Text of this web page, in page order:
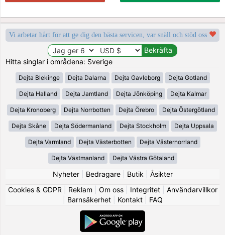
Vi arbetar hårt för att ge dig den bästa servicen, var snäll och stöd oss
Hitta singlar i områdena: Sverige
Dejta Blekinge Dejta Dalarna Dejta Gavleborg Dejta Gotland
Dejta Halland Dejta Jamtland Dejta Jönköping Dejta Kalmar
Dejta Kronoberg Dejta Norrbotten Dejta Örebro Dejta Östergötland
Dejta Skåne Dejta Södermanland Dejta Stockholm Dejta Uppsala
Dejta Varmland Dejta Västerbotten Dejta Västernorrland
Dejta Västmanland Dejta Västra Götaland
Nyheter| Bedragare| Butik
Åsikter
Cookies & GDPR
Reklam Om oss| Integritet| Användarvillkor
Barnsäkerhet| Kontakt| FAQ